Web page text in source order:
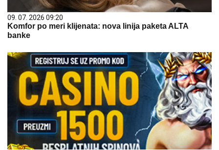
09. 07. 2026 09:20
Komfor po meri klijenata: nova linija paketa ALTA
banke